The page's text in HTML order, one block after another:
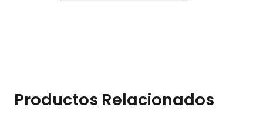
Productos Relacionados